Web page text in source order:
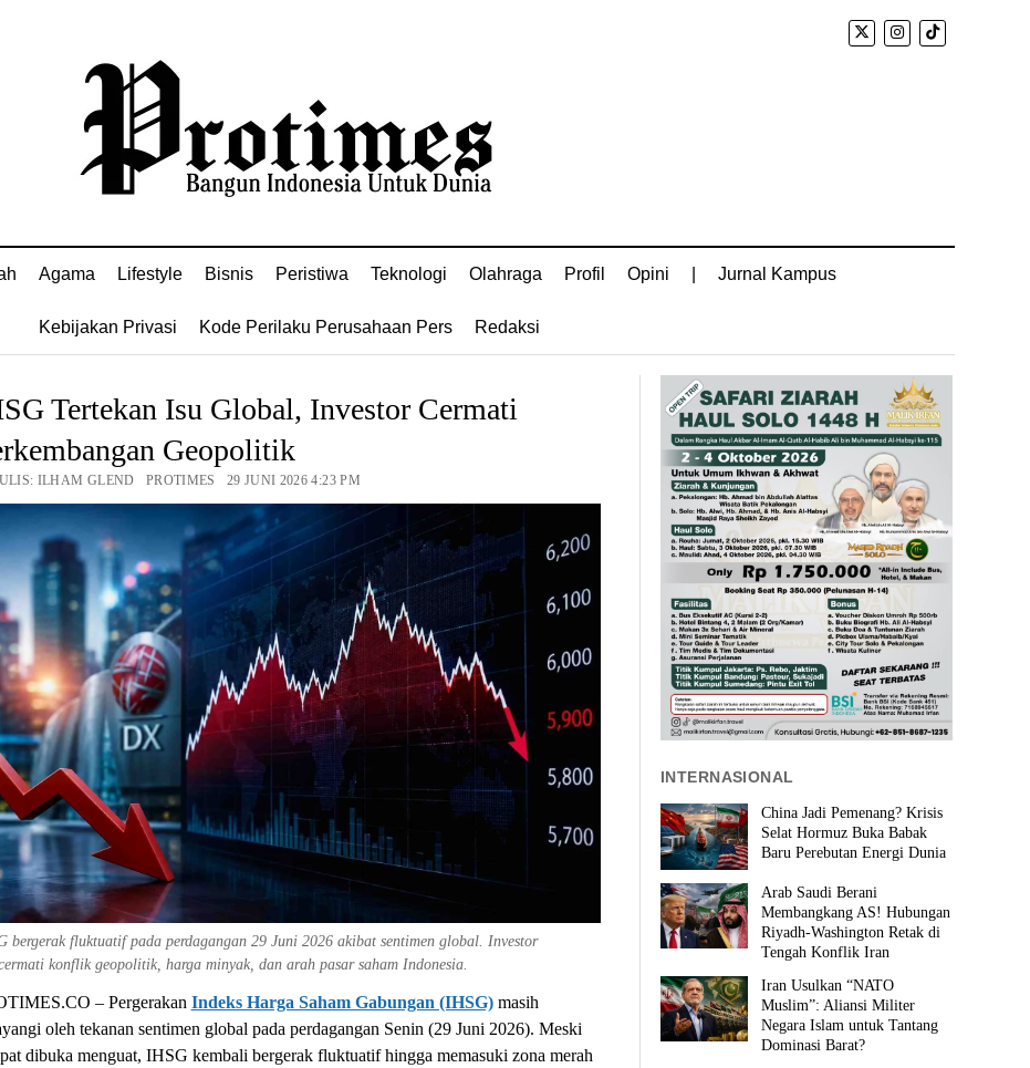
Agama Lifestyle Bisnis Peristiwa Teknologi Olahraga Profil Opini Jurnal Kampus
Kebijakan Privasi Kode Perilaku Perusahaan Pers Redaksi
Tertekan Isu Global, Investor Cermati
Geopolitik
ILHAM GLEND PROTIMES 29 JUNI 2026 4:23 PM
bergerak fluktuatif pada perdagangan 29 Juni 2026 akibat sentimen global. Investor
konflik geopolitik, harga minyak, dan arah pasar saham Indonesia.
– Pergerakan Indeks Harga Saham Gabungan (IHSG)masih
oleh tekanan sentimen global pada perdagangan Senin (29 Juni 2026). Meski
dibuka menguat, IHSG kembali bergerak fluktuatif hingga memasuki zona merah
INTERNASIONAL
China Jadi Pemenang? Krisis
Selat Hormuz Buka Babak
Baru Perebutan Energi Dunia
Arab Saudi Berani
Membangkang AS! Hubungan
Riyadh-Washington Retak di
Tengah Konflik Iran
Iran Usulkan “NATO
Muslim”: Aliansi Militer
Negara Islam untuk Tantang
Dominasi Barat?